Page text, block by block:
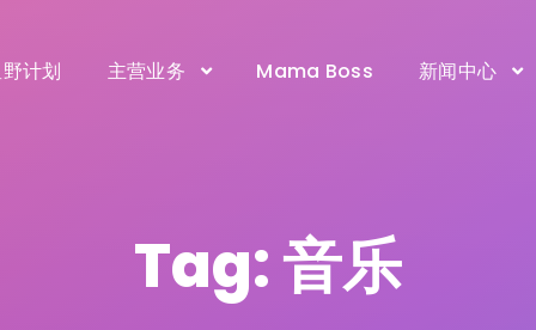
计划 主营业务 Mama Boss 新闻中心
Tag: 音乐